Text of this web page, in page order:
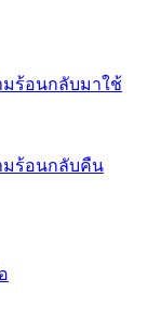
มร้อนกลับมาใช้
มร้อนกลับคืน